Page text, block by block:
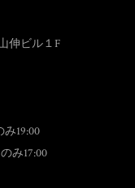
伸ビル１F
19:00
み17:00